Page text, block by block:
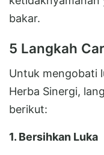
bakar.
5 Langkah
Untuk mengobati
Herba Sinergi,
berikut:
1. Bersihkan Luka